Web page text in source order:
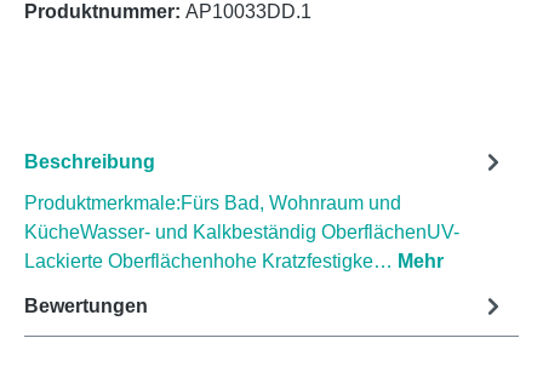
Produktnummer: AP10033DD.1
Beschreibung
Produktmerkmale:Fürs Bad, Wohnraum und
KücheWasser- und Kalkbeständig OberflächenUV-
Lackierte Oberflächenhohe Kratzfestigke… Mehr
Bewertungen